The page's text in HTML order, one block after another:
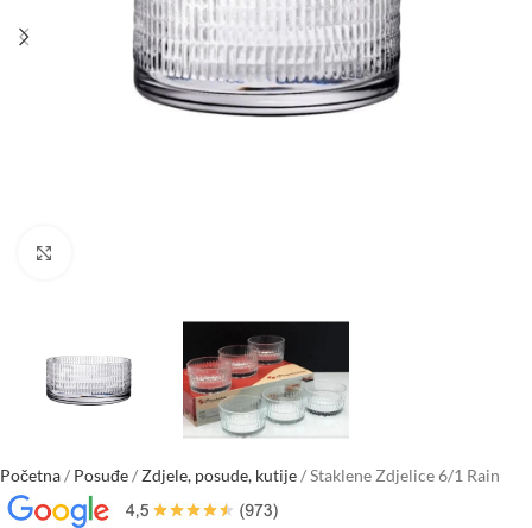
Početna/ Posuđe/Zdjele, posude, kutije/Staklene Zdjelice 6/1 Rain
Pasabahce 530022